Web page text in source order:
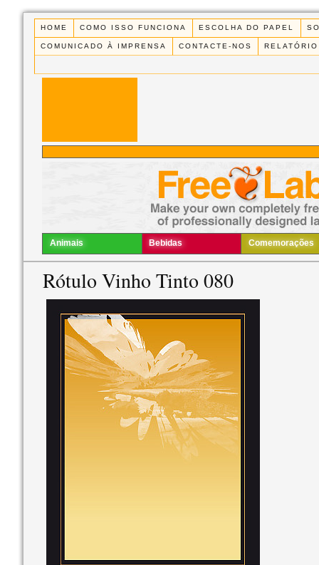
HOME COMO ISSO FUNCIONA ESCOLHA DO PAPEL
COMUNICADO À IMPRENSA CONTACTE-NOS
Animais Bebidas Comemorações
Rótulo Vinho Tinto 080